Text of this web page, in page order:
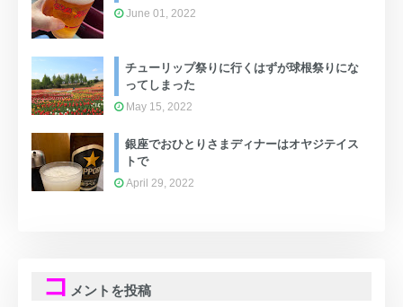
June 01, 2022
チューリップ祭りに行くはずが球根祭りにな
ってしまった
May 15, 2022
銀座でおひとりさまディナーはオヤジテイス
トで
April 29, 2022
コ メントを投稿